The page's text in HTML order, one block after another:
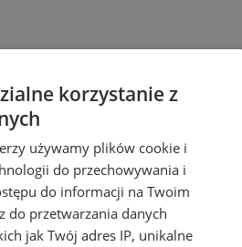
korzystanie z
używamy plików cookie i
do przechowywania i
do informacji na Twoim
do przetwarzania danych
jak Twój adres IP, unikalne